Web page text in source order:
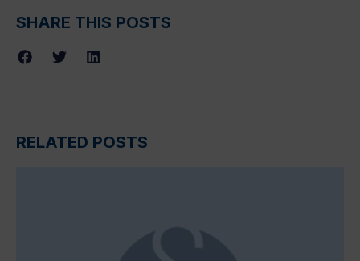
SHARE THIS POSTS
RELATED POSTS